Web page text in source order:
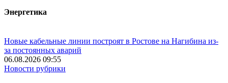
Энергетика
Новые кабельные линии построят в Ростове на Нагибина из-
за постоянных аварий
06.08.2026 09:55
Новости рубрики